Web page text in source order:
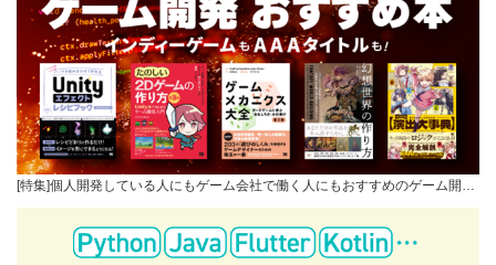
[特集]個人開発している人にもゲーム会社で働く人にもおすすめのゲーム開…